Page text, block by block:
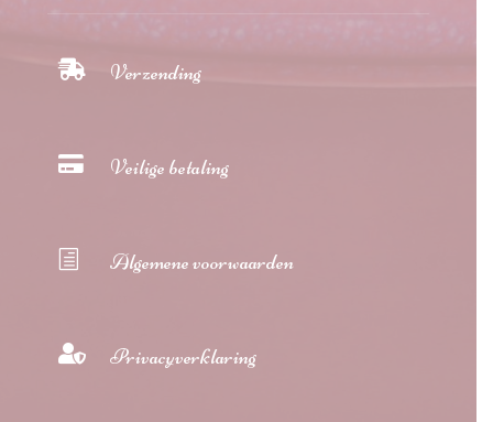
 Verzending
 Veilige betaling
h Algemene voorwaarden
 Privacyverklaring